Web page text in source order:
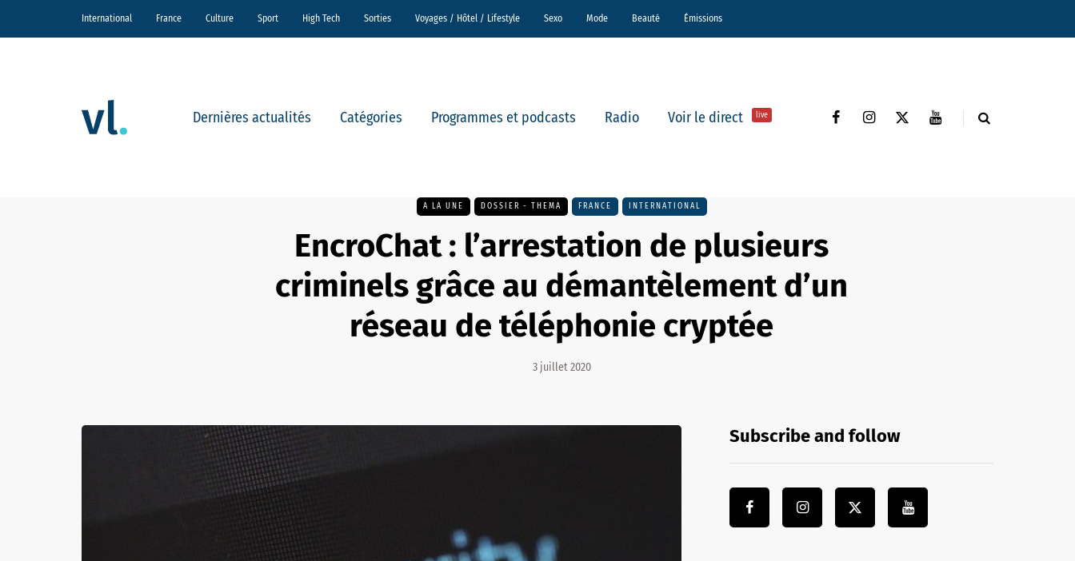
International France Culture Sport High Tech Sorties Voyages / Hôtel / Lifestyle Sexo Mode Beauté Émissions
Dernières actualités Catégories Programmes et podcasts Radio Voir le direct live
A LA UNE DOSSIER - THEMA FRANCE INTERNATIONAL
EncroChat : l’arrestation de plusieurs
criminels grâce au démantèlement d’un
réseau de téléphonie cryptée
3 juillet 2020
Subscribe and follow